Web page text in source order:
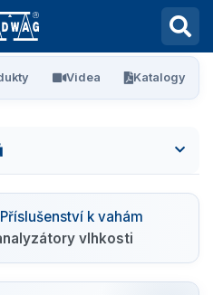
Videa Katalogy
Příslušenství k vahám
vlhkosti